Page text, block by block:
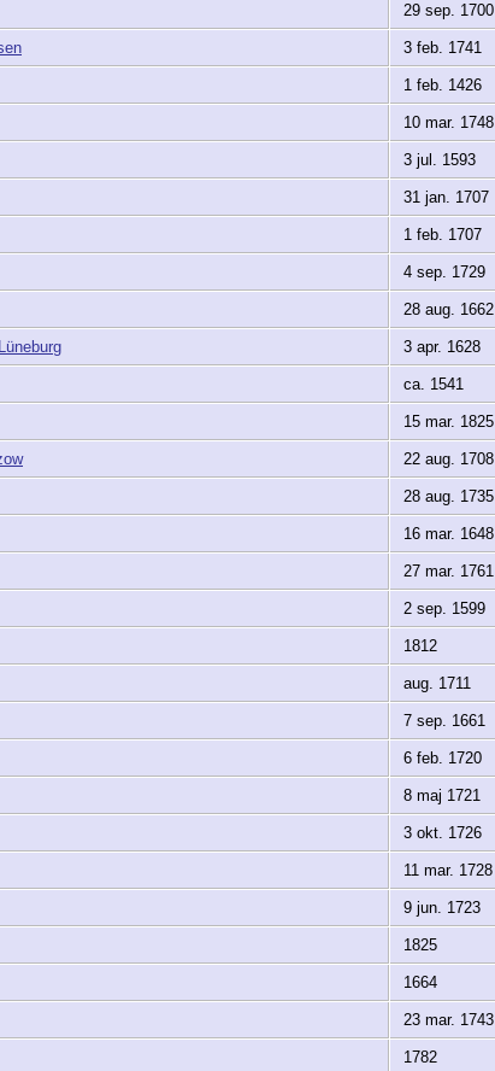
29 sep. 1700
3 feb. 1741
1 feb. 1426
10 mar. 1748
3 jul. 1593
31 jan. 1707
1 feb. 1707
4 sep. 1729
28 aug. 1662
3 apr. 1628
ca. 1541
15 mar. 1825
22 aug. 1708
28 aug. 1735
16 mar. 1648
27 mar. 1761
2 sep. 1599
1812
aug. 1711
7 sep. 1661
6 feb. 1720
8 maj 1721
3 okt. 1726
11 mar. 1728
9 jun. 1723
1825
1664
23 mar. 1743
1782